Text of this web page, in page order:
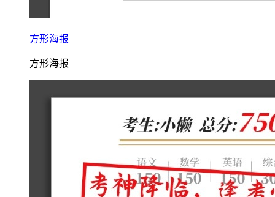
方形海报
方形海报